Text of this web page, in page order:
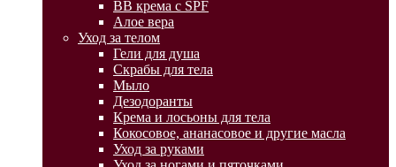
BB крема с SPF
Алое вера
Уход за телом
Гели для душа
Скрабы для тела
Мыло
Дезодоранты
Крема и лосьоны для тела
Кокосовое, ананасовое и другие масла
Уход за руками